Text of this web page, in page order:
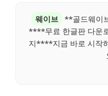
웨이브 **골드웨이
****무료 한글판 다운
지****지금 바로 시작